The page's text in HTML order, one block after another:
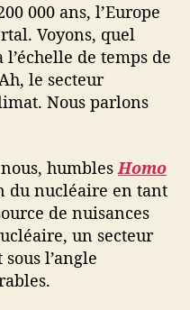
000 ans, l’Europe
Voyons, quel
de temps de
le secteur
Nous parlons
humbles Homo
du nucléaire en tant
de nuisances
un secteur
sous l’angle